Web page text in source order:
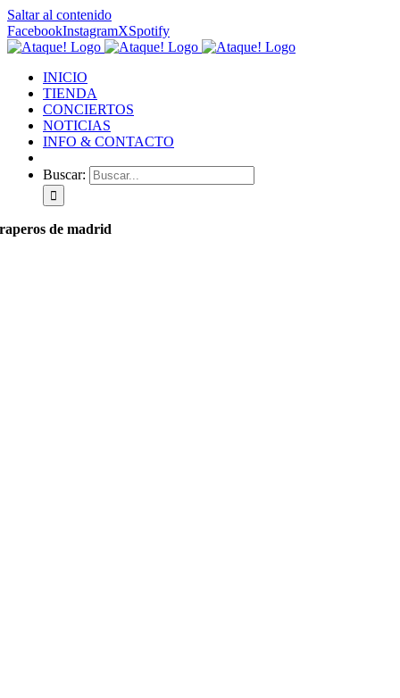
Saltar al contenido
FacebookInstagramXSpotify
INICIO
TIENDA
CONCIERTOS
NOTICIAS
INFO & CONTACTO
Buscar:
raperos de madrid